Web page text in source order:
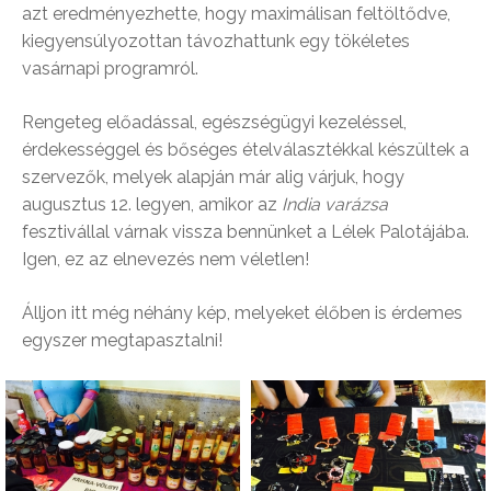
azt eredményezhette, hogy maximálisan feltöltődve,
kiegyensúlyozottan távozhattunk egy tökéletes
vasárnapi programról.
Rengeteg előadással, egészségügyi kezeléssel,
érdekességgel és bőséges ételválasztékkal készültek a
szervezők, melyek alapján már alig várjuk, hogy
augusztus 12. legyen, amikor az India varázsa
fesztivállal várnak vissza bennünket a Lélek Palotájába.
Igen, ez az elnevezés nem véletlen!
Álljon itt még néhány kép, melyeket élőben is érdemes
egyszer megtapasztalni!